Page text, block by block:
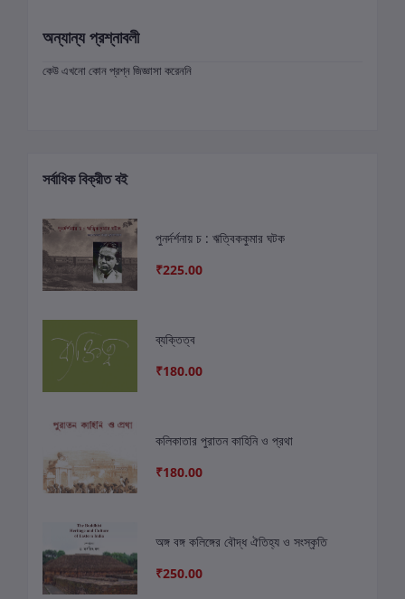
অন্যান্য প্রশ্নাবলী
কেউ এখনো কোন প্রশ্ন জিজ্ঞাসা করেননি
সর্বাধিক বিক্রীত বই
পুনর্দর্শনায় চ : ঋত্বিককুমার ঘটক
₹225.00
ব্যক্তিত্ব
₹180.00
কলিকাতার পুরাতন কাহিনি ও প্রথা
₹180.00
অঙ্গ বঙ্গ কলিঙ্গের বৌদ্ধ ঐতিহ্য ও সংস্কৃতি
₹250.00